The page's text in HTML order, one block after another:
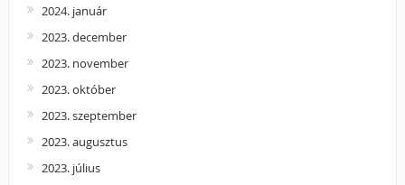
2024. január
2023. december
2023. november
2023. október
2023. szeptember
2023. augusztus
2023. július